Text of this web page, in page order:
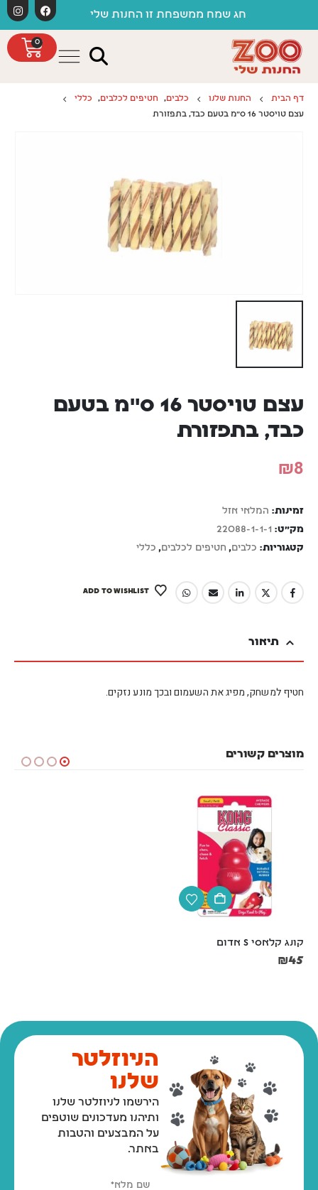
חג שמח ממשפחת זו החנות שלי
0
דף הבית החנות שלנו כלבים, חטיפים לכלבים,
כללי
עצם טויסטר 16 ס"מ בטעם כבד, בתפזורת
עצם טויסטר 16 ס"מ בטעם
כבד, בתפזורת
₪8
זמינות: המלאי אזל
מק"ט: 22088-1-1-1
קטגוריות: כלבים, חטיפים לכלבים, כללי
ADD TO WISHLIST
תיאור
חטיף למשחק, מפיג את השעמום ובכך מונע נזקים.
מוצרים קשורים
קונג קלאסי S אדום
₪45
הניוזלטר
שלנו
הירשמו לניוזלטר שלנו
ותיהנו מעדכונים שוטפים
על המבצעים והטבות
באתר.